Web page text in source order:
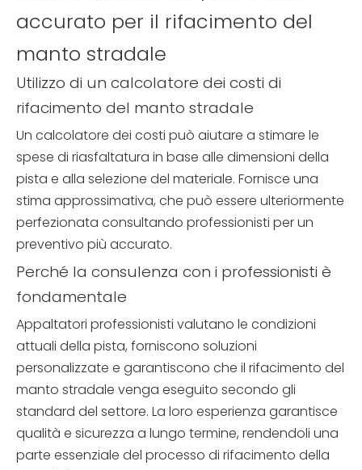
accurato per il rifacimento del
manto stradale
Utilizzo di un calcolatore dei costi di
rifacimento del manto stradale
Un calcolatore dei costi può aiutare a stimare le
spese di riasfaltatura in base alle dimensioni della
pista e alla selezione del materiale. Fornisce una
stima approssimativa, che può essere ulteriormente
perfezionata consultando professionisti per un
preventivo più accurato.
Perché la consulenza con i professionisti è
fondamentale
Appaltatori professionisti valutano le condizioni
attuali della pista, forniscono soluzioni
personalizzate e garantiscono che il rifacimento del
manto stradale venga eseguito secondo gli
standard del settore. La loro esperienza garantisce
qualità e sicurezza a lungo termine, rendendoli una
parte essenziale del processo di rifacimento della